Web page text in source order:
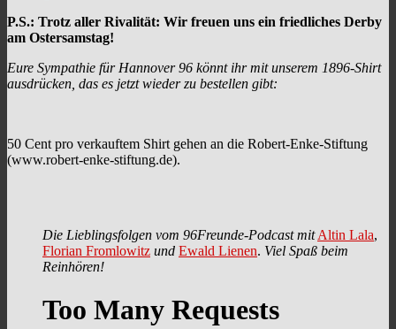
P.S.: Trotz aller Rivalität: Wir freuen uns ein friedliches Derby
am Ostersamstag!
Eure Sympathie für Hannover 96 könnt ihr mit unserem 1896-Shirt
ausdrücken, das es jetzt wieder zu bestellen gibt:
50 Cent pro verkauftem Shirt gehen an die Robert-Enke-Stiftung
(www.robert-enke-stiftung.de).
Die Lieblingsfolgen vom 96Freunde-Podcast mit Altin Lala,
Florian Fromlowitz und Ewald Lienen. Viel Spaß beim
Reinhören!